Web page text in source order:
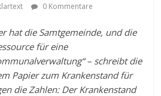
0 Kommentare
hat die Samtgemeinde, und die
für eine
– schreibt die
Papier zum Krankenstand für
die Zahlen: Der Krankenstand